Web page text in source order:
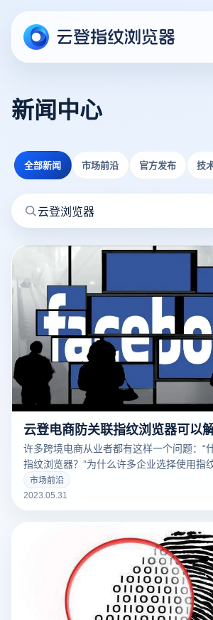
新闻中心
全部新闻 市场前沿 官方发布 技
许多跨境电商从业者都有这样一个问题：“
指纹浏览器？”为什么许多企业选择使用指
览器的原理是什么？
市场前沿
2023.05.31